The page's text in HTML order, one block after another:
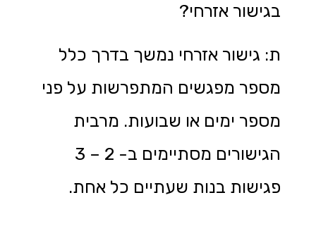
בגישור אזרחי?
ת: גישור אזרחי נמשך בדרך כלל
מספר מפגשים המתפרשות על פני
מספר ימים או שבועות. מרבית
הגישורים מסתיימים ב- 2 – 3
פגישות בנות שעתיים כל אחת.